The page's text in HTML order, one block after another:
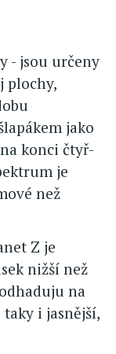
- jsou určeny
plochy,
jako
konci čtyř-
je
než
Z je
nižší než
na
i jasnější,